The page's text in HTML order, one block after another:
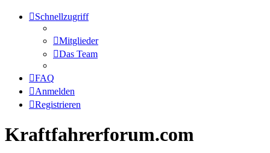
Schnellzugriff
Mitglieder
Das Team
FAQ
Anmelden
Registrieren
Kraftfahrerforum.com